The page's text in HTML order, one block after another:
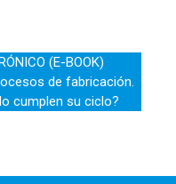
(E-BOOK)
de fabricación.
cumplen su ciclo?